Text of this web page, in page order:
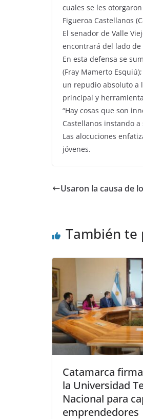
cuales se les
Figueroa Castellanos
El senador de Valle
encontrará del lado de
En esta defensa se
(Fray Mamerto
un repudio absoluto a
principal y
“Hay cosas que son
Castellanos instando
Las alocuciones
jóvenes.
Usaron la causa de
También te
Catamarca
la Universidad
Nacional para
emprendedores